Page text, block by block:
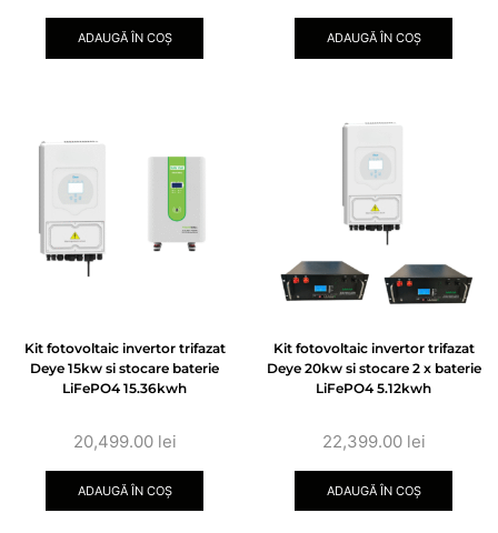
ADAUGĂ ÎN COȘ ADAUGĂ ÎN COȘ
Kit fotovoltaic invertor trifazat
Deye 15kw si stocare baterie
LiFePO4 15.36kwh
20,499.00 lei
ADAUGĂ ÎN COȘ
Kit fotovoltaic invertor trifazat
Deye 20kw si stocare 2 x baterie
LiFePO4 5.12kwh
22,399.00 lei
ADAUGĂ ÎN COȘ